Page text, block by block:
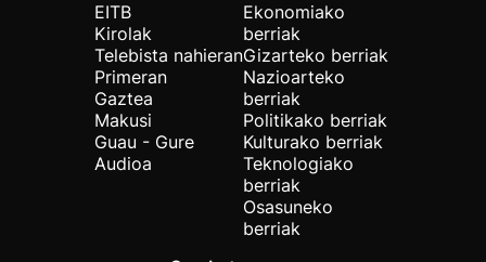
EITB
Kirolak
Telebista nahieran
Primeran
Gaztea
Makusi
Guau - Gure
Audioa
Ekonomiako
berriak
Gizarteko berriak
Nazioarteko
berriak
Politikako berriak
Kulturako berriak
Teknologiako
berriak
Osasuneko
berriak